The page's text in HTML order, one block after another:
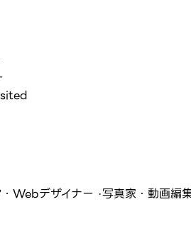
Webデザイナー ·写真家・動画編